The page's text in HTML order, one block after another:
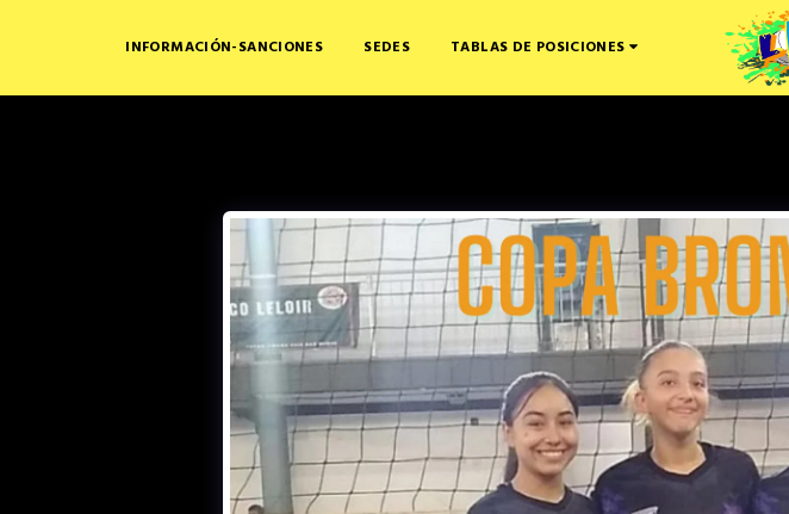
INFORMACIÓN-SANCIONES SEDES TABLAS DE POSICIONES